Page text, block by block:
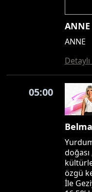
ANNE
ANNE
05:00
özgü
İle